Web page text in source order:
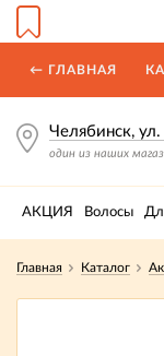
← ГЛАВНАЯ
Челябинск,
один из наших
АКЦИЯ Волосы
Главная Каталог